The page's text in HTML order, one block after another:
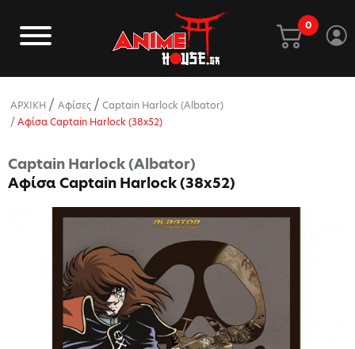
0
ΑΡΧΙΚΗ Αφίσες
Captain Harlock (Albator)
Αφίσα Captain Harlock (38x52)
Captain Harlock (Albator)
Αφίσα Captain Harlock (38x52)